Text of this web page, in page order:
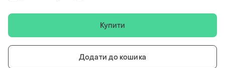
Купити
Додати до кошика